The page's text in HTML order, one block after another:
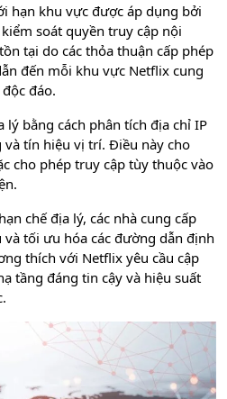
hạn khu vực được áp dụng bởi
soát quyền truy cập nội
tại do các thỏa thuận cấp phép
đến mỗi khu vực Netflix cung
đáo.
lý bằng cách phân tích địa chỉ IP
và tín hiệu vị trí. Điều này cho
cho phép truy cập tùy thuộc vào
chế địa lý, các nhà cung cấp
và tối ưu hóa các đường dẫn định
thích với Netflix yêu cầu cập
tầng đáng tin cậy và hiệu suất